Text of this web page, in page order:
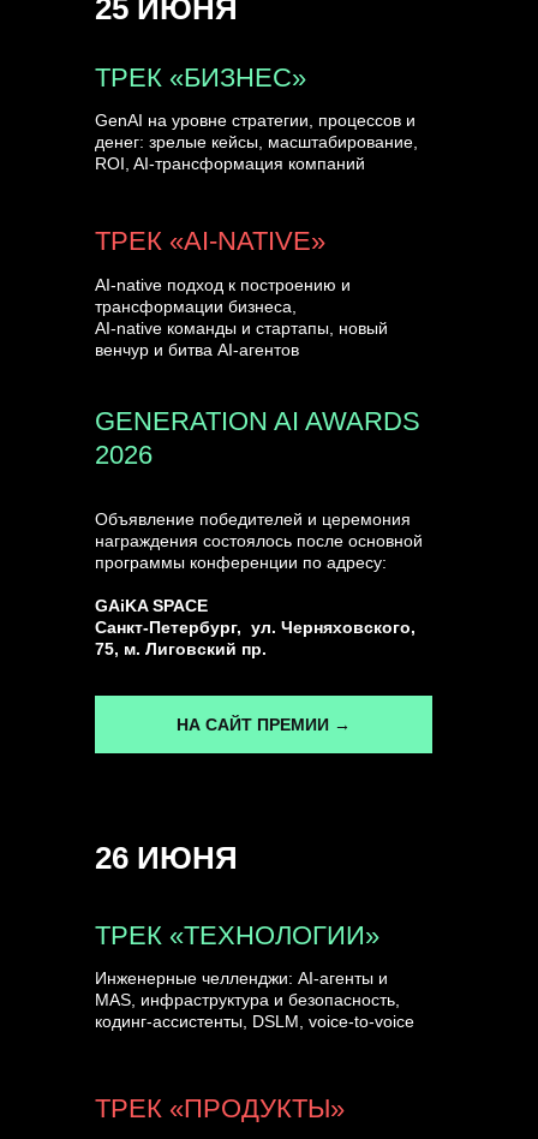
Объявление победителей и церемония
награждения состоялось после основной
программы конференции по адресу:
GAiKA SPACE
Санкт-Петербург, ул. Черняховского,
75, м. Лиговский пр.
ТРЕК «БИЗНЕС»
GENERATION AI AWARDS
2026
GenAI на уровне стратегии, процессов и
денег: зрелые кейсы, масштабирование,
ROI, AI-трансформация компаний
AI-native подход к построению и
трансформации бизнеса,
AI-native команды и стартапы, новый
венчур и битва AI-агентов
ТРЕК «AI-NATIVE»
25 ИЮНЯ
26 ИЮНЯ
ТРЕК «ПРОДУКТЫ»
Инженерные челленджи: AI-агенты и
MAS, инфраструктура и безопасность,
кодинг-ассистенты, DSLM, voice-to-voice
ТРЕК «ТЕХНОЛОГИИ»
НА САЙТ ПРЕМИИ →
УЗНАТЬ БОЛЬШЕ
ГЕНЕРАЛЬНЫЙ ИНФОПАРТНЕР
CONVERSATIONS